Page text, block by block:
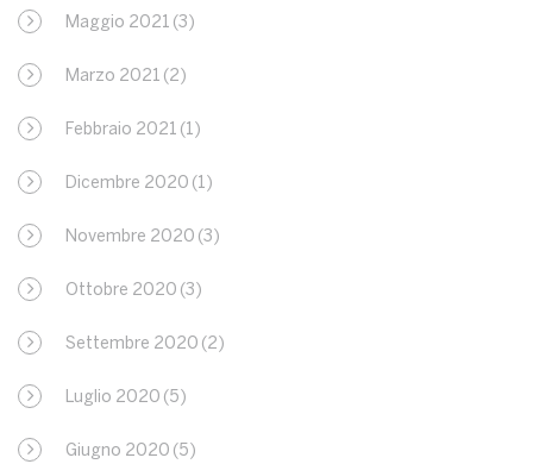
Maggio 2021 (3)
Marzo 2021 (2)
Febbraio 2021 (1)
Dicembre 2020 (1)
Novembre 2020 (3)
Ottobre 2020 (3)
Settembre 2020 (2)
Luglio 2020 (5)
Giugno 2020 (5)